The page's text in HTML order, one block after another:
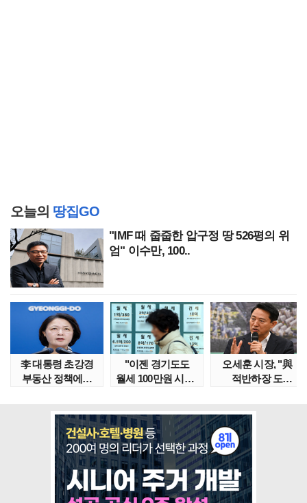
오늘의 땅집GO
"IMF 때 줍줍한 압구정 땅 526평의 위
엄" 이수만, 100..
李 대통령 초강경
부동산 정책에…
"이젠 경기도도
월세 100만원 시대"
오세훈 시장, "與
적반하장 도